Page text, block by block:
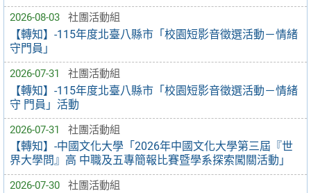
2026-08-03 社團活動組
【轉知】-115年度北臺八縣市「校園短影音徵選活動－情緒
守門員」
2026-07-31 社團活動組
【轉知】-115年度北臺八縣市「校園短影音徵選活動－情緒
守 門員」活動
2026-07-31 社團活動組
【轉知】-中國文化大學「2026年中國文化大學第三屆『世
界大學問』高 中職及五專簡報比賽暨學系探索闖關活動」
2026-07-30 社團活動組